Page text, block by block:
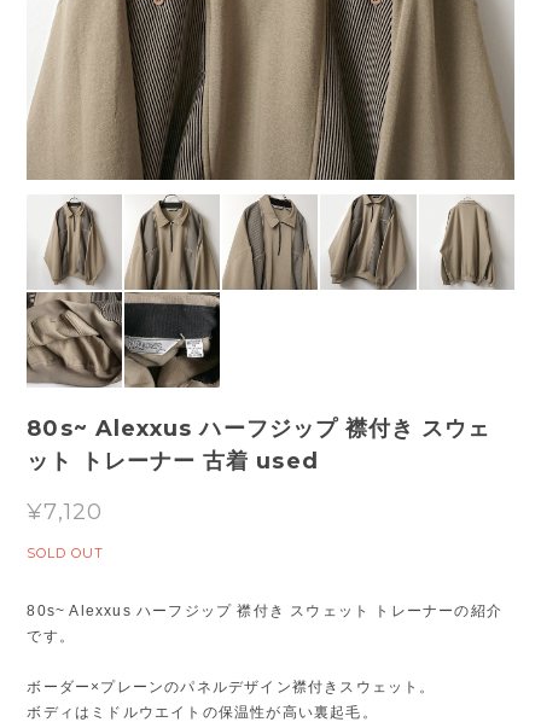
80s~ Alexxus ハーフジップ 襟付き スウェ
ット トレーナー 古着 used
¥7,120
SOLD OUT
80s~ Alexxus ハーフジップ 襟付き スウェット トレーナーの紹介
です。
ボーダー×プレーンのパネルデザイン襟付きスウェット。
ボディはミドルウエイトの保温性が高い裏起毛。